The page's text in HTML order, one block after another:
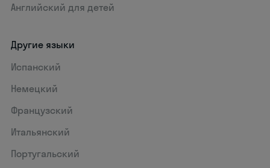
Английский для детей
Другие языки
Испанский
Немецкий
Французский
Итальянский
Португальский